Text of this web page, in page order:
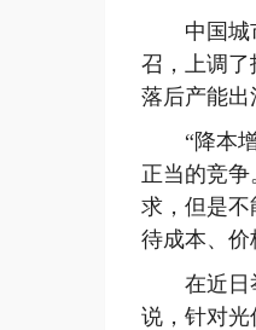
中国城市
召，上调
落后产能出
“降本增
正当的竞
求，但是
待成本、价
在近日举
说，针对光